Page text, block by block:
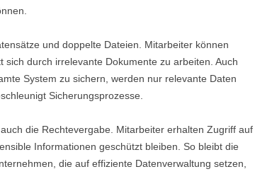
und doppelte Dateien. Mitarbeiter können
durch irrelevante Dokumente zu arbeiten. Auch
System zu sichern, werden nur relevante Daten
Sicherungsprozesse.
die Rechtevergabe. Mitarbeiter erhalten Zugriff auf
Informationen geschützt bleiben. So bleibt die
die auf effiziente Datenverwaltung setzen,